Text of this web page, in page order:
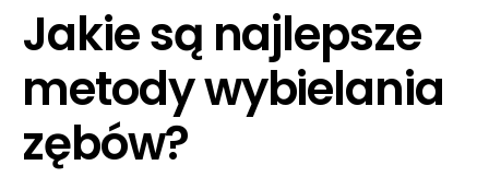
Jakie są najlepsze
metody wybielania
zębów?